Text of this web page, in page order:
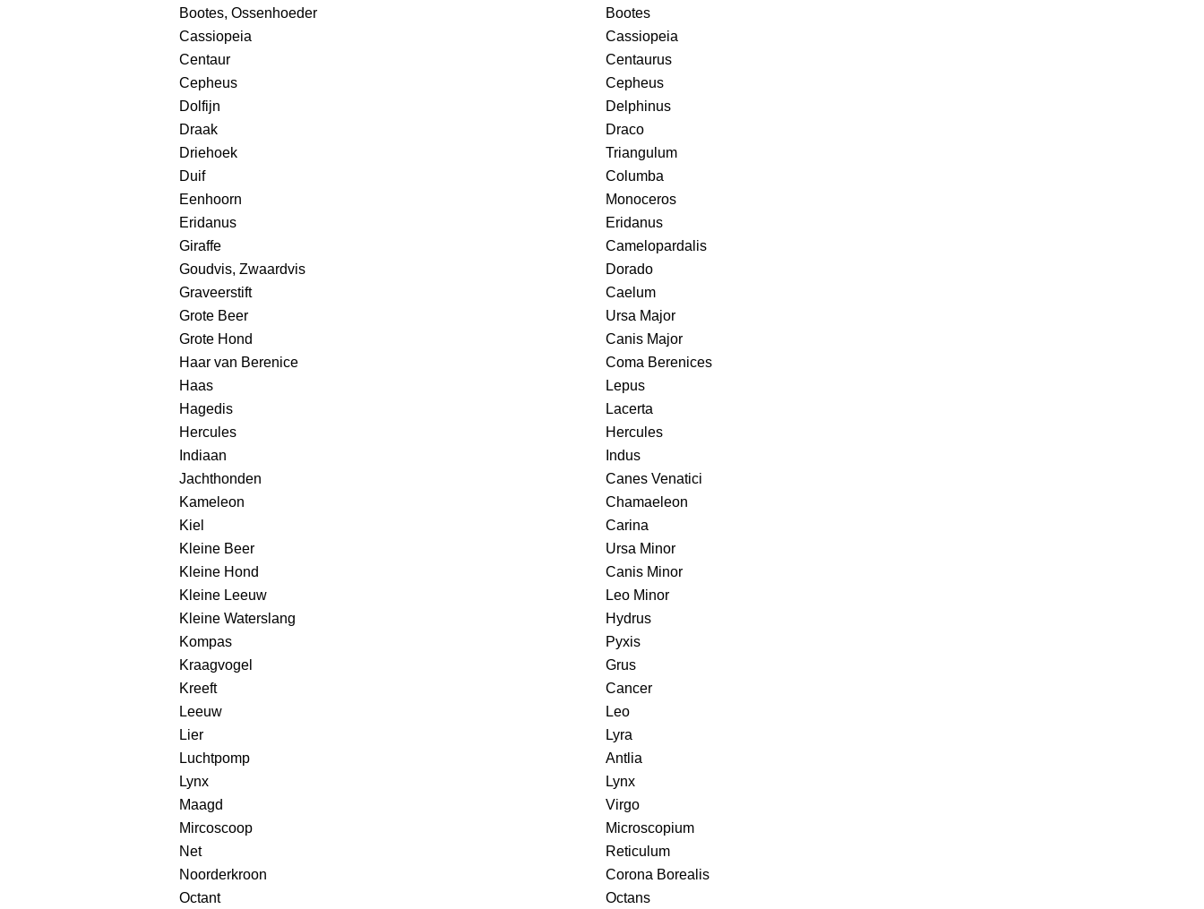
Bootes, Ossenhoeder
Bootes
Cassiopeia
Cassiopeia
Centaur
Centaurus
Cepheus
Cepheus
Dolfijn
Delphinus
Draak
Draco
Driehoek
Triangulum
Duif
Columba
Eenhoorn
Monoceros
Eridanus
Eridanus
Giraffe
Camelopardalis
Goudvis, Zwaardvis
Dorado
Graveerstift
Caelum
Grote Beer
Ursa Major
Grote Hond
Canis Major
Haar van Berenice
Coma Berenices
Haas
Lepus
Hagedis
Lacerta
Hercules
Hercules
Indiaan
Indus
Jachthonden
Canes Venatici
Kameleon
Chamaeleon
Kiel
Carina
Kleine Beer
Ursa Minor
Kleine Hond
Canis Minor
Kleine Leeuw
Leo Minor
Kleine Waterslang
Hydrus
Kompas
Pyxis
Kraagvogel
Grus
Kreeft
Cancer
Leeuw
Leo
Lier
Lyra
Luchtpomp
Antlia
Lynx
Lynx
Maagd
Virgo
Mircoscoop
Microscopium
Net
Reticulum
Noorderkroon
Corona Borealis
Octant
Octans